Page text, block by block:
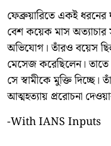
ফেব্রুয়ারিতে একই
বেশ কয়েক মাস অত্যাচার
অভিযোগ। তাঁরও বয়েস
মেসেজ করেছিলেন। তাতে
সে স্বামীকে মুক্তি
আত্মহত্যায় প্ররোচনা
-With IANS Inputs